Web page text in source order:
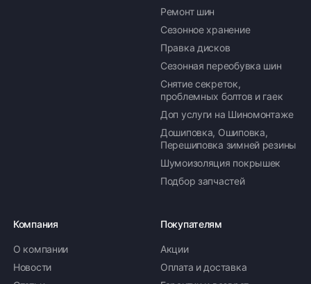
Ремонт шин
Сезонное хранение
Правка дисков
Сезонная переобувка шин
Снятие секреток,
проблемных болтов и гаек
Доп услуги на Шиномонтаже
Дошиповка, Ошиповка,
Перешиповка зимней резины
Шумоизоляция покрышек
Подбор запчастей
Компания
О компании
Новости
Покупателям
Акции
Оплата и доставка